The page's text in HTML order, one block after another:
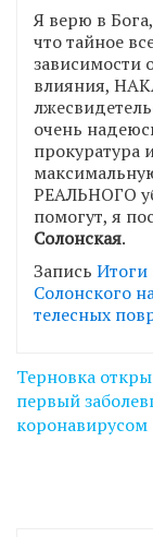
Я верю в
что тайное
зависимости
влияния,
очень
прокуратура
РЕАЛЬНОГО
помогут, я
Солонская.
Запись Итоги
Солонского
телесных
записів
Терновка
первый
коронавирусом